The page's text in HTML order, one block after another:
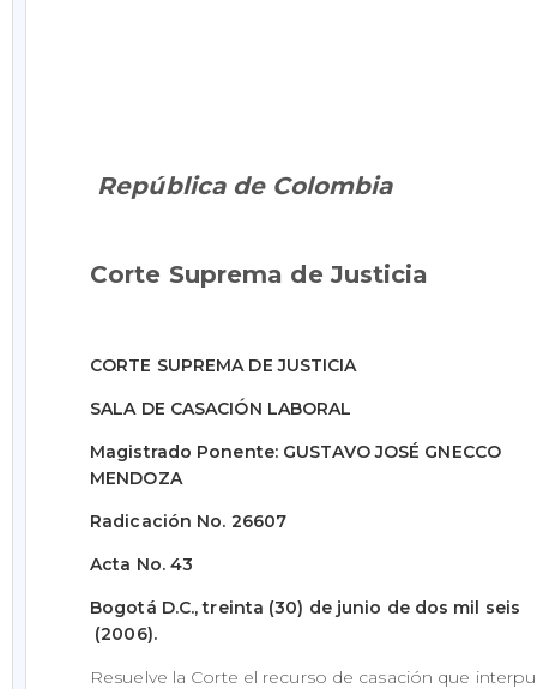
República de Colombia
Corte Suprema de Justicia
CORTE SUPREMA DE JUSTICIA
SALA DE CASACIÓN LABORAL
Magistrado Ponente: GUSTAVO JOSÉ GNECCO
MENDOZA
Radicación No. 26607
Acta No. 43
Bogotá D.C., treinta (30) de junio de dos mil seis
(2006).
Resuelve la Corte el recurso de casación que